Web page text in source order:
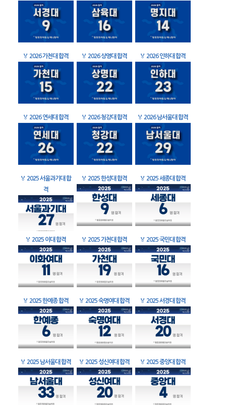
🏅 2026 가천대 합격 🏅 2026 상명대 합격 🏅 2026 인하대 합격
🏅 2026 연세대 합격 🏅 2026 청강대 합격 🏅 2026 남서울대 합격
🏅 2025 서울과기대 합
격
🏅 2025 한성대 합격 🏅 2025 세종대 합격
🏅 2025 이대 합격 🏅 2025 가천대 합격 🏅 2025 국민대 합격
🏅 2025 한예종 합격 🏅 2025 숙명여대 합격 🏅 2025 서경대 합격
🏅 2025 남서울대 합격 🏅 2025 성신여대 합격 🏅 2025 중앙대 합격